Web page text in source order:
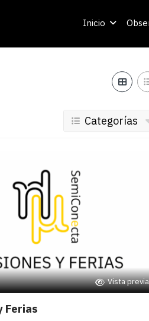
Inicio
Categorías
Vista previa
Ferias